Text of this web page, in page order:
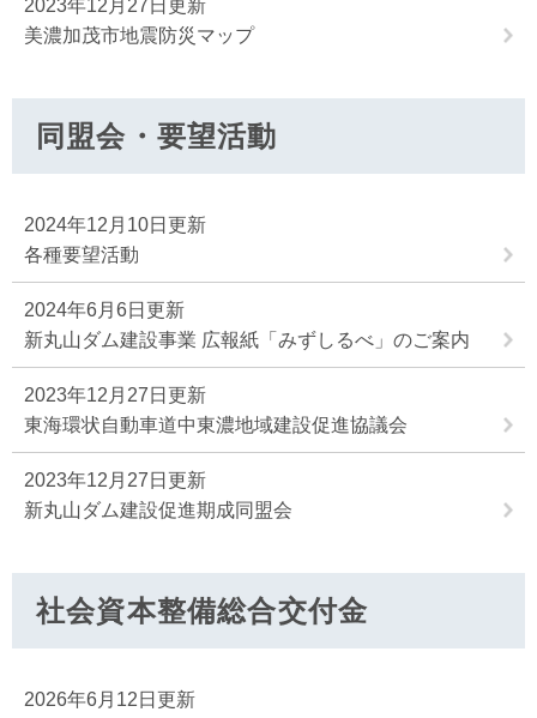
2023年12月27日更新
美濃加茂市地震防災マップ
同盟会・要望活動
2024年12月10日更新
各種要望活動
2024年6月6日更新
新丸山ダム建設事業 広報紙「みずしるべ」のご案内
2023年12月27日更新
東海環状自動車道中東濃地域建設促進協議会
2023年12月27日更新
新丸山ダム建設促進期成同盟会
社会資本整備総合交付金
2026年6月12日更新